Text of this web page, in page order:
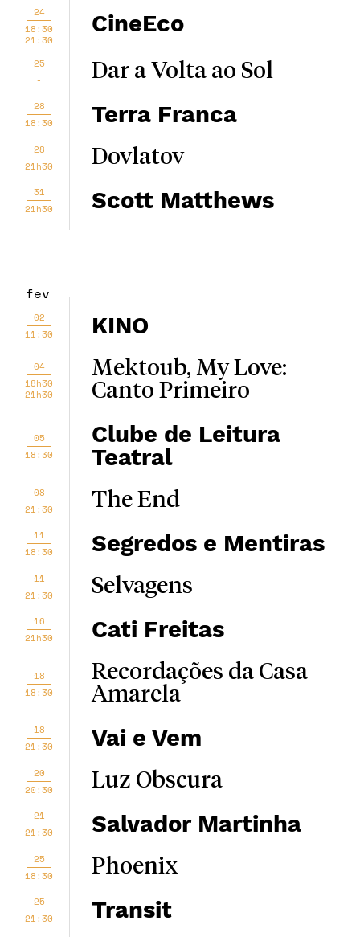
24
18:30
21:30
CineEco
25
-
Dar a Volta ao Sol
28
18:30
Terra Franca
28
21h30
Dovlatov
31
21h30
Scott Matthews
fev
02
11:30
KINO
04
18h30
21h30
Mektoub, My Love:
Canto Primeiro
05
18:30
Clube de Leitura
Teatral
08
21:30
The End
11
18:30
Segredos e Mentiras
11
21:30
Selvagens
16
21h30
Cati Freitas
18
18:30
Recordações da Casa
Amarela
18
21:30
Vai e Vem
20
20:30
Luz Obscura
21
21:30
Salvador Martinha
25
18:30
Phoenix
25
21:30
Transit